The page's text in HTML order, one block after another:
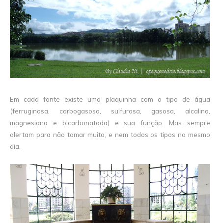
Em cada fonte existe uma plaquinha com o tipo de água
(ferruginosa, carbogasosa, sulfurosa, gasosa, alcalina,
magnesiana e bicarbonatada) e sua função. Mas sempre
alertam para não tomar muito, e nem todos os tipos no mesmo
dia.